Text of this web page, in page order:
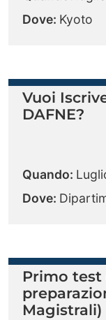
Dove: Kyoto
Vuoi
DAFNE?
Quando:
Dove:
Primo test
Magistrali)